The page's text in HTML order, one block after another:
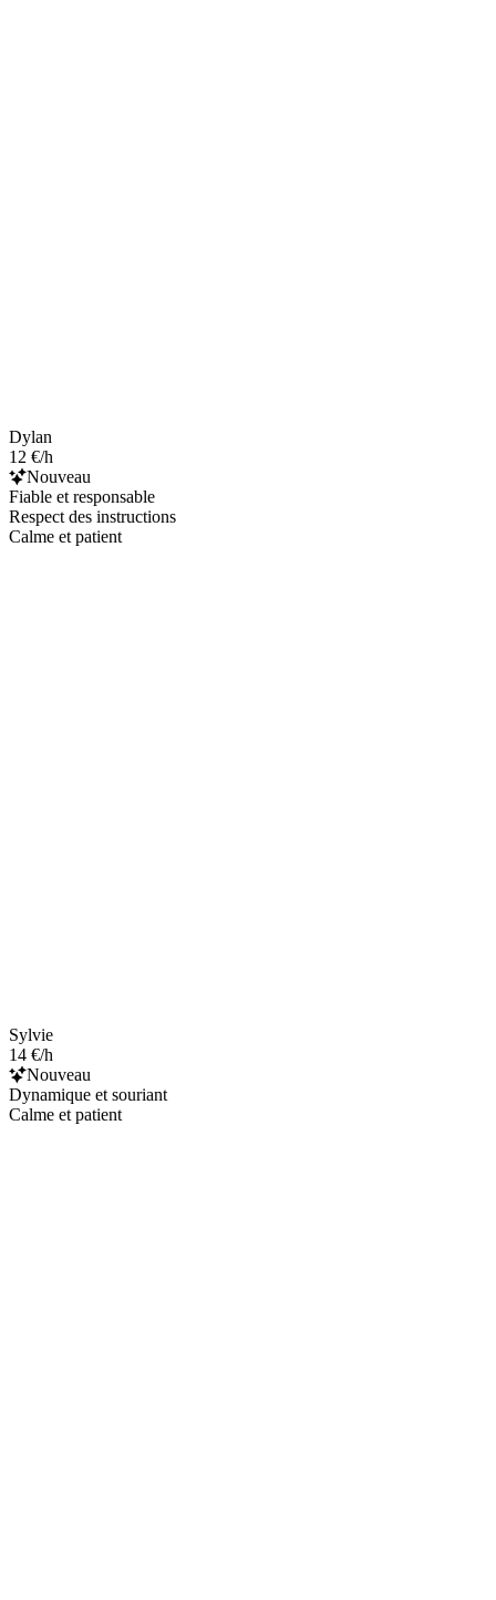
Dylan
12 €/h
Nouveau
Fiable et responsable
Respect des instructions
Calme et patient
Sylvie
14 €/h
Nouveau
Dynamique et souriant
Calme et patient